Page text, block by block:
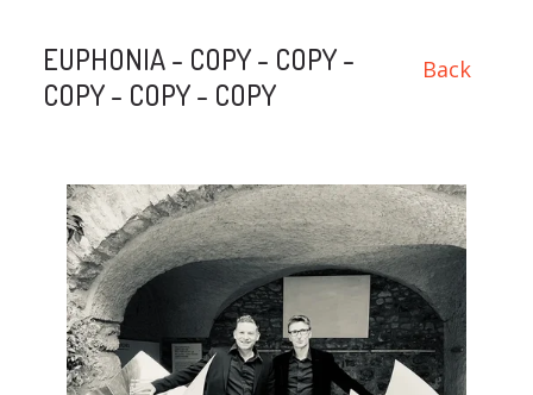
Back
EUPHONIA - COPY - COPY -
COPY - COPY - COPY